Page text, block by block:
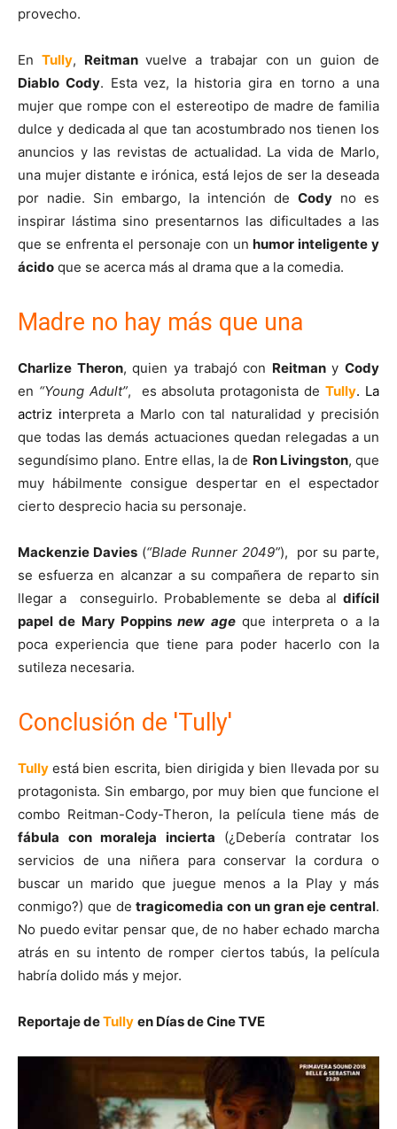
provecho.
En Tully, Reitmanvuelve a trabajar con un guion de
Diablo Cody. Esta vez, la historia gira en torno a una
mujer que rompe con el estereotipo de madre de familia
dulce y dedicada al que tan acostumbrado nos tienen los
anuncios y las revistas de actualidad. La vida de Marlo,
una mujer distante e irónica, está lejos de ser la deseada
por nadie. Sin embargo, la intención de Cody no es
inspirar lástima sino presentarnos las dificultades a las
que se enfrenta el personaje con unhumor inteligente y
ácido que se acerca más al drama que a la comedia.
Madre no hay más que una
Charlize Theron, quien ya trabajó con Reitmany Cody
en “Young Adult”, es absoluta protagonista deTully. La
actriz interpreta a Marlo con tal naturalidad y precisión
que todas las demás actuaciones quedan relegadas a un
segundísimo plano. Entre ellas, la de Ron Livingston, que
muy hábilmente consigue despertar en el espectador
cierto desprecio hacia su personaje.
Mackenzie Davies (“Blade Runner 2049”), por su parte,
se esfuerza en alcanzar a su compañera de reparto sin
llegar a conseguirlo. Probablemente se deba al difícil
papel de Mary Poppinsnew ageque interpreta o a la
poca experiencia que tiene para poder hacerlo con la
sutileza necesaria.
Conclusión de 'Tully'
Tully está bien escrita, bien dirigida y bien llevada por su
protagonista. Sin embargo, por muy bien que funcione el
combo Reitman-Cody-Theron, la película tiene más de
fábula con moraleja incierta (¿Debería contratar los
servicios de una niñera para conservar la cordura o
buscar un marido que juegue menos a la Play y más
conmigo?) que detragicomedia con un gran eje central.
No puedo evitar pensar que, de no haber echado marcha
atrás en su intento de romper ciertos tabús, la película
habría dolido más y mejor.
Reportaje deTully en Días de Cine TVE